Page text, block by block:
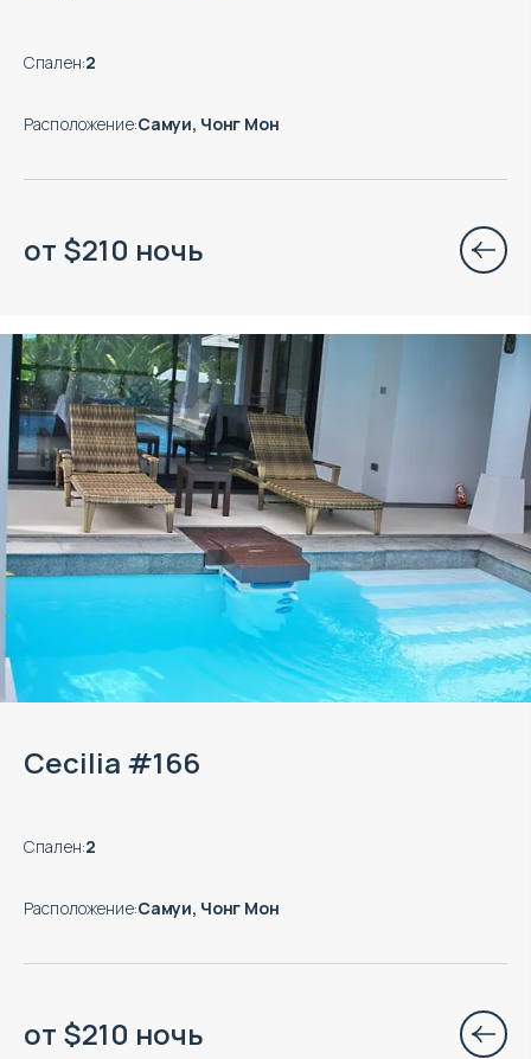
Спален:2
Расположение:Самуи, Чонг Мон
от $210 ночь
Cecilia #166
Спален:2
Расположение:Самуи, Чонг Мон
от $210 ночь